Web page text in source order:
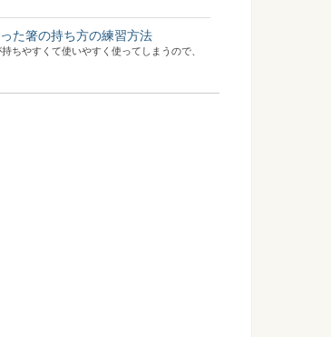
た箸の持ち方の練習方法
ちやすくて使いやすく使ってしまうので、